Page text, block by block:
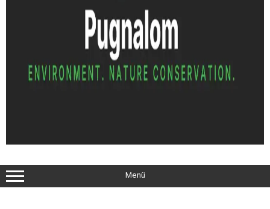
Menü